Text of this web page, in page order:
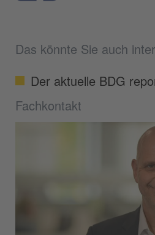
Das könnte Sie auch
Der aktuelle BDG
Fachkontakt